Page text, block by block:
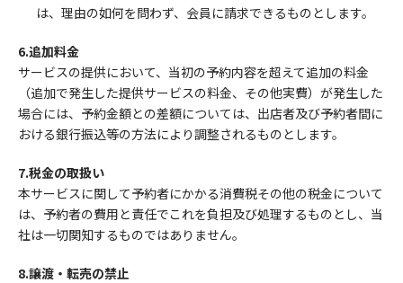
は、理由の如何を問わず、会員に請求できるものとします。
6.追加料金
サービスの提供において、当初の予約内容を超えて追加の料金
（追加で発生した提供サービスの料金、その他実費）が発生した
場合には、予約金額との差額については、出店者及び予約者間に
おける銀行振込等の方法により調整されるものとします。
7.税金の取扱い
本サービスに関して予約者にかかる消費税その他の税金について
は、予約者の費用と責任でこれを負担及び処理するものとし、当
社は一切関知するものではありません。
8.譲渡・転売の禁止